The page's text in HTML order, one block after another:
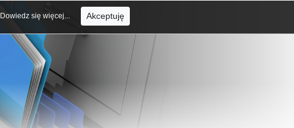
Dowiedz się więcej... Akceptuję